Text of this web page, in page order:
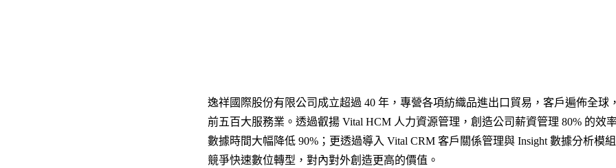
逸祥國際股份有限公司成立超過 40 年，專營各項紡織品進出口貿易，客戶遍佈全球
前五百大服務業。透過叡揚 Vital HCM 人力資源管理，創造公司薪資管理 80% 的效
數據時間大幅降低 90%；更透過導入 Vital CRM 客戶關係管理與 Insight 數據分析模
競爭快速數位轉型，對內對外創造更高的價值。